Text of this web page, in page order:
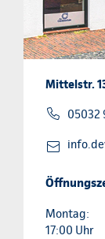
Mittelstr.
05032
Montag:
17:00 Uhr